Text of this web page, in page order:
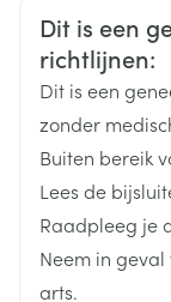
Merken
Breedte
Lengte
Diepte
Duits
Dit is een
richtlijnen:
Dit is een
zonder
Buiten bereik
Lees de
Raadpleeg je
Neem in
arts.